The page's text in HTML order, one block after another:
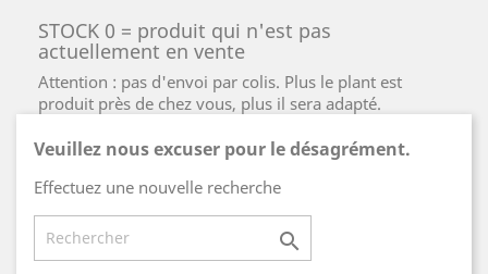
STOCK 0 = produit qui n'est pas
actuellement en vente
Attention : pas d'envoi par colis. Plus le plant est
produit près de chez vous, plus il sera adapté.
Veuillez nous excuser pour le désagrément.
Effectuez une nouvelle recherche
